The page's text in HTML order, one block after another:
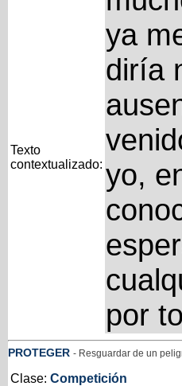
Texto
contextualizado:
ya
diría
yo,
por
PROTEGER - Resguardar de un
Clase: Competición